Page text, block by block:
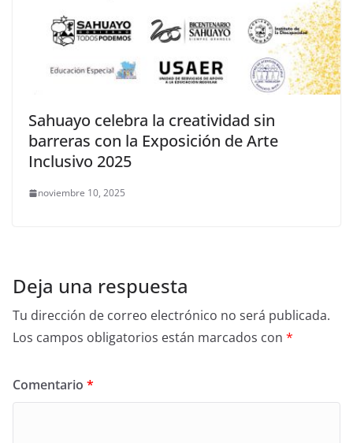
Sahuayo celebra la creatividad sin
barreras con la Exposición de Arte
Inclusivo 2025
noviembre 10, 2025
Deja una respuesta
Tu dirección de correo electrónico no será publicada.
Los campos obligatorios están marcados con *
Comentario *